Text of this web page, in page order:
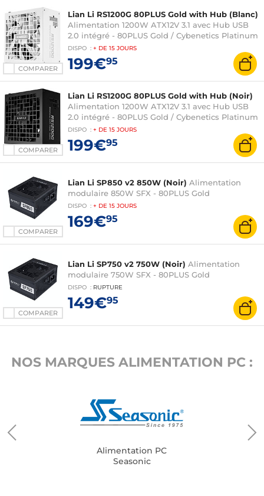
COMPARER
Lian Li RS1200G 80PLUS Gold with Hub (Blanc)
Alimentation 1200W ATX12V 3.1 avec Hub USB
2.0 intégré - 80PLUS Gold / Cybenetics Platinum
DISPO : + DE 15 JOURS
199€95
COMPARER
Lian Li RS1200G 80PLUS Gold with Hub (Noir)
Alimentation 1200W ATX12V 3.1 avec Hub USB
2.0 intégré - 80PLUS Gold / Cybenetics Platinum
DISPO : + DE 15 JOURS
199€95
COMPARER
Lian Li SP850 v2 850W (Noir) Alimentation
modulaire 850W SFX - 80PLUS Gold
DISPO : + DE 15 JOURS
169€95
COMPARER
Lian Li SP750 v2 750W (Noir) Alimentation
modulaire 750W SFX - 80PLUS Gold
DISPO : RUPTURE
149€95
NOS MARQUES ALIMENTATION PC :
Alimentation PC
Seasonic